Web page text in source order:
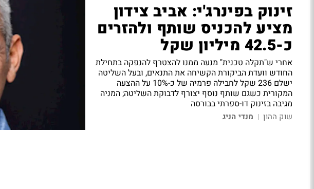
זינוק בפינרג'י: אביב צידון
מציע להכניס שותף ולהזרים
כ-42.5 מיליון שקל
אחרי ש"תקלה טכנית" מנעה ממנו להצטרף להנפקה בתחילת
החודש וועדת הביקורת הקשיחה את התנאים, ובעל השליטה
ישלם 236 שקל לחבילה פרמיה של כ-10% על ההצעה
המקורית כשגם שותף נוסף יצורף לדבוקת השליטה; המניה
מגיבה בזינוק דו-ספרתי בבורסה
שוק ההון | מנדי הניג